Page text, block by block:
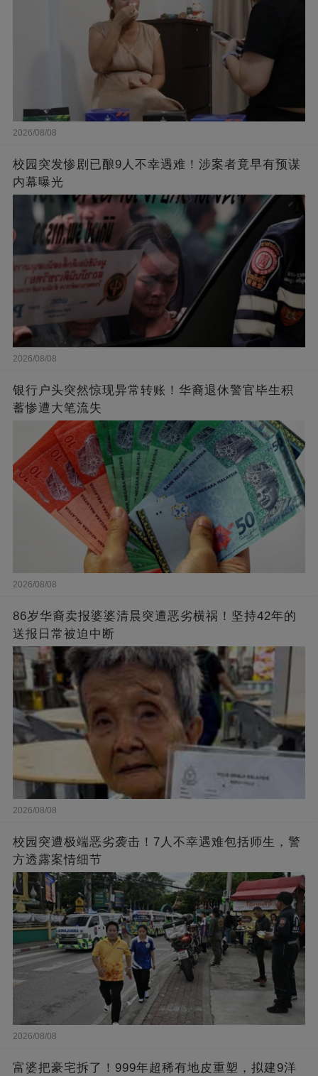
2026/08/08
校园突发惨剧已酿9人不幸遇难！涉案者竟早有预谋
内幕曝光
2026/08/08
银行户头突然惊现异常转账！华裔退休警官毕生积
蓄惨遭大笔流失
2026/08/08
86岁华裔卖报婆婆清晨突遭恶劣横祸！坚持42年的
送报日常被迫中断
2026/08/08
校园突遭极端恶劣袭击！7人不幸遇难包括师生，警
方透露案情细节
2026/08/08
富婆把豪宅拆了！999年超稀有地皮重塑，拟建9洋